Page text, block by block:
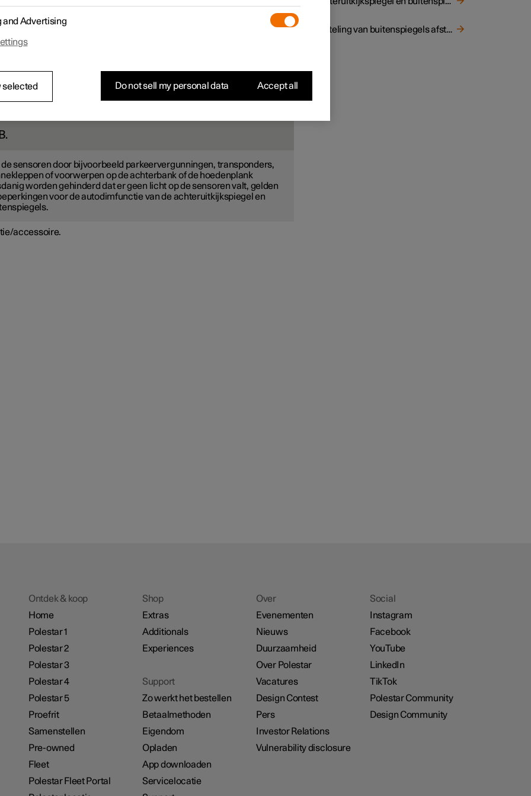
van achteren worden de spiegels automatisch gedimd*wanneer het
donker is of als het licht beperkt is, bijvoorbeeld bij rijden in tunnels. Op
kan worden ingesteld of de automatische dimfunctie wel of
moet zijn tijdens het rijden.
op het middendisplay.
opMeer
Spiegelsen selecteer de gewenste instelling.
sensoren door bijvoorbeeld parkeervergunningen, transponders,
of voorwerpen op de achterbank of de hoedenplank
worden gehinderd dat er geen licht op de sensoren valt, gelden
voor de autodimfunctie van de achteruitkijkspiegel en
accessoire.
Kanteling van buitenspiegels afstellen
Ontdek & koop
Home
Polestar 1
Polestar 2
Polestar 3
Polestar 4
Polestar 5
Proefrit
Samenstellen
Pre-owned
Fleet
Polestar Fleet Portal
Shop
Extras
Additionals
Experiences
Support
Zo werkt het bestellen
Betaalmethoden
Eigendom
Opladen
App downloaden
Servicelocatie
Over
Evenementen
Nieuws
Duurzaamheid
Over Polestar
Vacatures
Design Contest
Pers
Investor Relations
Vulnerability disclosure
Social
Instagram
Facebook
YouTube
LinkedIn
TikTok
Polestar Community
Design Community
and Advertising
selected Do not sell my personal data Accept all